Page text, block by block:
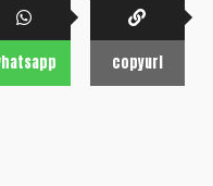
copyurl